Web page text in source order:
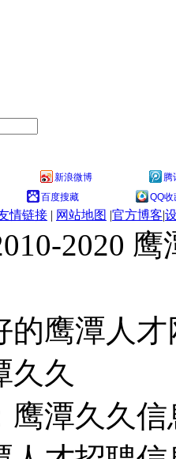
新浪微博
腾
百度搜藏 QQ收
情链接 | 网站地图 |官方博客|
2020
的鹰潭人
久久
鹰潭久久